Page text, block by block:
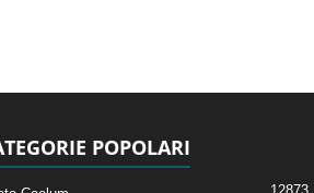
POPOLARI